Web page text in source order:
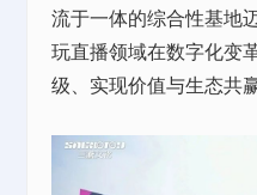
流于一体的综合性基地
玩直播领域在数字化变
级、实现价值与生态共